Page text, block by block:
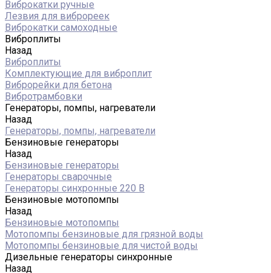
Виброкатки ручные
Лезвия для виброреек
Виброкатки самоходные
Виброплиты
Назад
Виброплиты
Комплектующие для виброплит
Виброрейки для бетона
Вибротрамбовки
Генераторы, помпы, нагреватели
Назад
Генераторы, помпы, нагреватели
Бензиновые генераторы
Назад
Бензиновые генераторы
Генераторы сварочные
Генераторы синхронные 220 В
Бензиновые мотопомпы
Назад
Бензиновые мотопомпы
Мотопомпы бензиновые для грязной воды
Мотопомпы бензиновые для чистой воды
Дизельные генераторы синхронные
Назад